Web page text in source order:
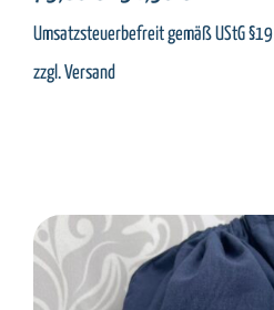
Preis
Preis
Umsatzsteuerbefreit gemäß UStG §19
zzgl.Versand